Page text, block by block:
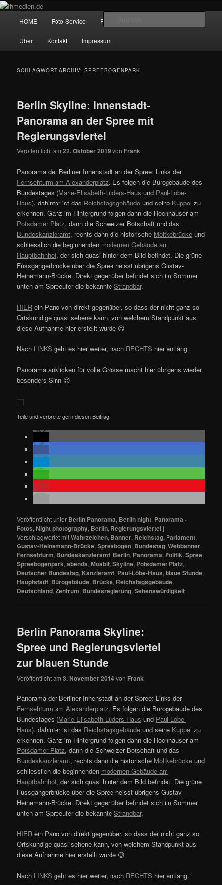
Zum
springen
Zum
springenfhmedien.de
Wir fotografieren die Hauptstadt!
HOME Foto-Service Foto-Workshops
Über Kontakt Impressum
SCHLAGWORT-ARCHIV:SPREEBOGENPARK
Berlin Skyline: Innenstadt-
Panorama an der Spree mit
Regierungsviertel
Veröffentlicht am22. Oktober 2019 von Frank
Panorama der Berliner Innenstadt an der Spree: Links der
Fernsehturm am Alexanderplatz. Es folgen die Bürogebäude des
Bundestages (Marie-Elisabeth-Lüders-Haus und Paul-Löbe-
Haus), dahinter ist das Reichstagsgebäude und seine Kuppel zu
erkennen. Ganz im Hintergrund folgen dann die Hochhäuser am
Potsdamer Platz, dann die Schweizer Botschaft und das
Bundeskanzleramt, rechts dann die historische Moltkebrücke und
schliesslich die beginnenden modernen Gebäude am
Hauptbahnhof, der sich quasi hinter dem Bild befindet. Die grüne
Fussgängerbrücke über die Spree heisst übrigens Gustav-
Heinemann-Brücke. Direkt gegenüber befindet sich im Sommer
unten am Spreeufer die bekannteStrandbar.
HIER ein Pano von direkt gegenüber, so dass der nicht ganz so
Ortskundige quasi sehene kann, von welchem Standpunkt aus
diese Aufnahme hier erstellt wurde 😉
Nach LINKS geht es hier weiter, nach RECHTS hier entlang.
Panorama anklicken für volle Grösse macht hier übrigens wieder
besonders Sinn 😉
Teile und verbreite gern diesen Beitrag:
Veröffentlicht unter Berlin Panorama, Berlin night, Panorama -
Fotos, Night photography, Berlin, Regierungsviertel |
Verschlagwortet mitWahrzeichen, Banner, Reichstag, Parlament,
Gustav-Heinemann-Brücke,Spreebogen, Bundestag,Webbanner,
Fernsehturm, Bundeskanzleramt, Berlin, Panorama, Politik,Spree,
Spreebogenpark,abends,Moabit,Skyline, Potsdamer Platz,
Deutscher Bundestag, Kanzleramt, Paul-Löbe-Haus,blaue Stunde,
Hauptstadt, Bürogebäude, Brücke, Reichstagsgebäude,
Deutschland,Zentrum, Bundesregierung,Sehenswürdigkeit
Berlin Panorama Skyline:
Spree und Regierungsviertel
zur blauen Stunde
Veröffentlicht am3. November 2014von Frank
Panorama der Berliner Innenstadt an der Spree: Links der
Fernsehturm am Alexanderplatz. Es folgen die Bürogebäude des
Bundestages (Marie-Elisabeth-Lüders-Haus und Paul-Löbe-
Haus), dahinter ist das Reichstagsgebäudeund seine Kuppelzu
erkennen. Ganz im Hintergrund folgen dann die Hochhäuser am
Potsdamer Platz, dann die Schweizer Botschaft und das
Bundeskanzleramt, rechts dann die historische Moltkebrücke und
schliesslich die beginnenden modernen Gebäude am
Hauptbahnhof, der sich quasi hinter dem Bild befindet. Die grüne
Fussgängerbrücke über die Spree heisst übrigens Gustav-
Heinemann-Brücke. Direkt gegenüber befindet sich im Sommer
unten am Spreeufer die bekannteStrandbar.
HIER ein Pano von direkt gegenüber, so dass der nicht ganz so
Ortskundige quasi sehene kann, von welchem Standpunkt aus
diese Aufnahme hier erstellt wurde 😉
Nach LINKS geht es hier weiter, nach RECHTS hier entlang.